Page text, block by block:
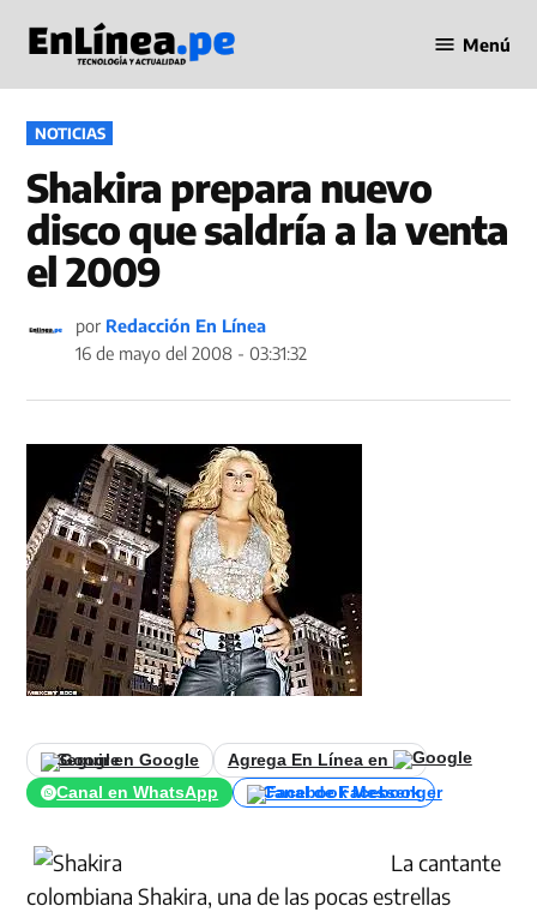
contenido
en Línea
Menú
PUBLICADO
EN
NOTICIAS
Shakira prepara nuevo
disco que saldría a la venta
el 2009
por Redacción En Línea
16 de mayo del 2008 - 03:31:32
Seguir en Google
Agrega En Línea en
Canal en WhatsApp
Canal de Facebook
La cantante
colombiana Shakira, una de las pocas estrellas